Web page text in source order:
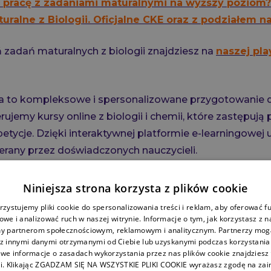
pracę z zadaniami maturalnymi na wyższy poziom?
z Biologii. Oficjalne CKE oraz z podziałem
zadań maturalnych z biologii znajdziesz na naszej
to kompleksowe i spersonalizowane przygotowanie
kursy online z biologii i chemii, które zastępują
Dzięki interaktywnej platformie e-learningowej
przez doświadczonych nauczycieli.
z Chemii Biologii
to aktywna forma nauki,
się do jego potrzeb. Jeśli dążysz do osiągnięcia
rozszerzonej z biologii i chemii, to zapraszamy do
Niniejsza strona korzysta z plików cookie
pliki cookie do spersonalizowania treści i reklam, aby oferować
i analizować ruch w naszej witrynie. Informacje o tym, jak korzystasz z
partnerom społecznościowym, reklamowym i analitycznym. Partnerzy
innymi danymi otrzymanymi od Ciebie lub uzyskanymi podczas korzystania
informacje o zasadach wykorzystania przez nas plików cookie znajdziesz
Klikając ZGADZAM SIĘ NA WSZYSTKIE PLIKI COOKIE wyrażasz zgodę na